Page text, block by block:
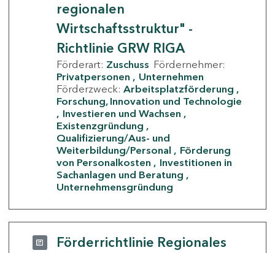
regionalen
Wirtschaftsstruktur" -
Richtlinie GRW RIGA
Förderart: Zuschuss Fördernehmer:
Privatpersonen
Unternehmen
Förderzweck: Arbeitsplatzförderung
Forschung, Innovation und Technologie
Investieren und Wachsen
Existenzgründung
Qualifizierung/Aus- und
Weiterbildung/Personal
Förderung
von Personalkosten
Investitionen in
Sachanlagen und Beratung
Unternehmensgründung
Förderrichtlinie Regionales